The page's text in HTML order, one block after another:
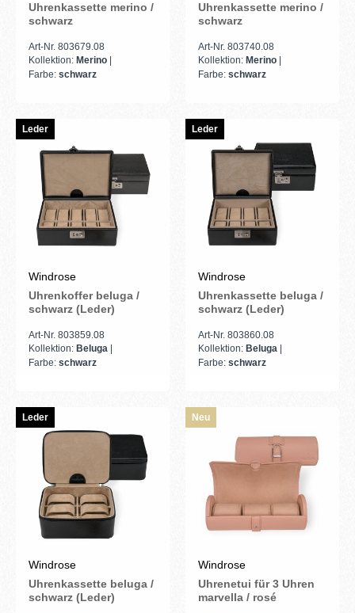
Uhrenkassette merino /
schwarz
Art-Nr. 803679.08
Kollektion: Merino
Farbe: schwarz
Uhrenkassette merino /
schwarz
Art-Nr. 803740.08
Kollektion: Merino
Farbe: schwarz
Leder
Windrose
Uhrenkoffer beluga /
schwarz (Leder)
Art-Nr. 803859.08
Kollektion: Beluga
Farbe: schwarz
Leder
Windrose
Uhrenkassette beluga /
schwarz (Leder)
Art-Nr. 803860.08
Kollektion: Beluga
Farbe: schwarz
Leder
Windrose
Uhrenkassette beluga /
schwarz (Leder)
Neu
Windrose
Uhrenetui für 3 Uhren
marvella / rosé